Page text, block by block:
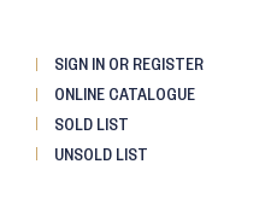
SIGN IN OR REGISTER
ONLINE CATALOGUE
SOLD LIST
UNSOLD LIST